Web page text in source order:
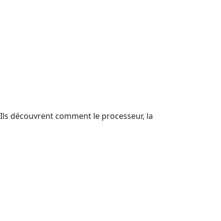
découvrent comment le processeur, la